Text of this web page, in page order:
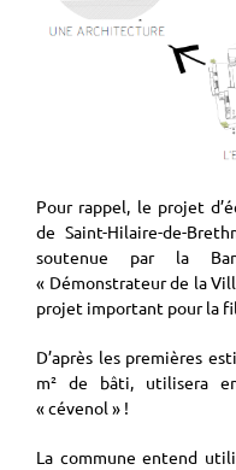
Pour rappel, le projet
de Saint-Hilaire-de-
soutenue par la
« Démonstrateur de la
projet important pour la
D’après les premières
m² de bâti, utilisera
« cévenol » !
La commune entend